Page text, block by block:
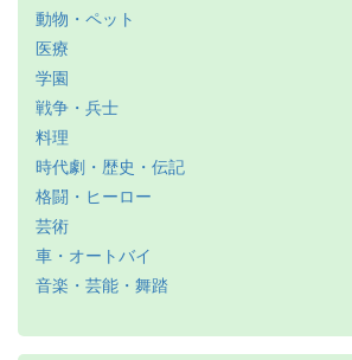
動物・ペット
医療
学園
戦争・兵士
料理
時代劇・歴史・伝記
格闘・ヒーロー
芸術
車・オートバイ
音楽・芸能・舞踏